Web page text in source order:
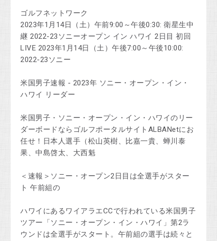
ゴルフネットワーク
2023年1月14日（土）午前9:00～午後0:30: 衛星生中
継 2022-23ソニーオープン イン ハワイ 2日目 初回
LIVE 2023年1月14日（土）午後7:00～午後10:00:
2022-23ソニー
米国男子速報 - 2023年 ソニー・オープン・イン・
ハワイ リーダー
米国男子・ソニー・オープン・イン・ハワイのリー
ダーボードならゴルフポータルサイトALBANetにお
任せ！日本人選手（松山英樹、比嘉一貴、蝉川泰
果、中島啓太、大西魁
＜速報＞ソニー・オープン2日目は全選手がスター
ト 午前組の
ハワイにあるワイアラエCCで行われている米国男子
ツアー「ソニー・オープン・イン・ハワイ」第2ラ
ウンドは全選手がスタート。午前組の選手は続々と